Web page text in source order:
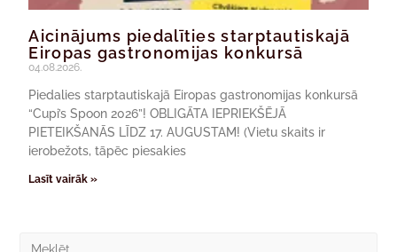
Aicinājums piedalīties starptautiskajā
Eiropas gastronomijas konkursā
04.08.2026.
Piedalies starptautiskajā Eiropas gastronomijas konkursā
“Cupi’s Spoon 2026”! OBLIGĀTA IEPRIEKŠĒJĀ
PIETEIKŠANĀS LĪDZ 17. AUGUSTAM! (Vietu skaits ir
ierobežots, tāpēc piesakies
Lasīt vairāk »